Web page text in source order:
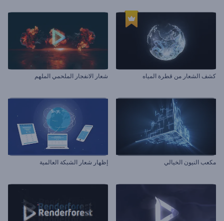
كشف الشعار من قطرة المياه شعار الانفجار الملحمي الملهم
مكعب النيون الخيالي إظهار شعار الشبكة العالمية